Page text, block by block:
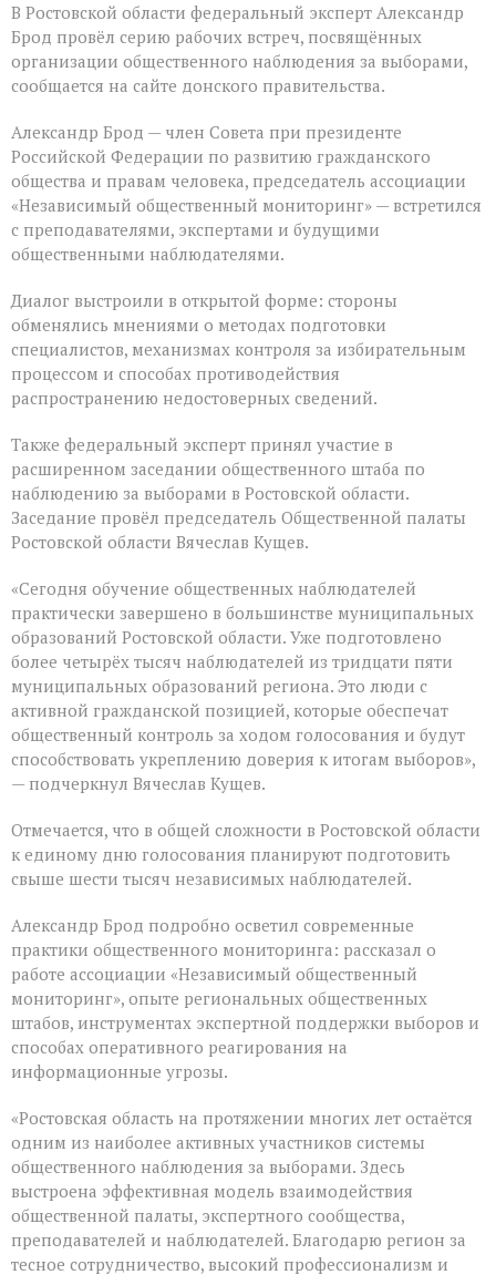
В Ростовской области федеральный эксперт Александр
Брод провёл серию рабочих встреч, посвящённых
организации общественного наблюдения за выборами,
сообщается на сайте донского правительства.
Александр Брод — член Совета при президенте
Российской Федерации по развитию гражданского
общества и правам человека, председатель ассоциации
«Независимый общественный мониторинг» — встретился
с преподавателями, экспертами и будущими
общественными наблюдателями.
Диалог выстроили в открытой форме: стороны
обменялись мнениями о методах подготовки
специалистов, механизмах контроля за избирательным
процессом и способах противодействия
распространению недостоверных сведений.
Также федеральный эксперт принял участие в
расширенном заседании общественного штаба по
наблюдению за выборами в Ростовской области.
Заседание провёл председатель Общественной палаты
Ростовской области Вячеслав Кущев.
«Сегодня обучение общественных наблюдателей
практически завершено в большинстве муниципальных
образований Ростовской области. Уже подготовлено
более четырёх тысяч наблюдателей из тридцати пяти
муниципальных образований региона. Это люди с
активной гражданской позицией, которые обеспечат
общественный контроль за ходом голосования и будут
способствовать укреплению доверия к итогам выборов»,
— подчеркнул Вячеслав Кущев.
Отмечается, что в общей сложности в Ростовской области
к единому дню голосования планируют подготовить
свыше шести тысяч независимых наблюдателей.
Александр Брод подробно осветил современные
практики общественного мониторинга: рассказал о
работе ассоциации «Независимый общественный
мониторинг», опыте региональных общественных
штабов, инструментах экспертной поддержки выборов и
способах оперативного реагирования на
информационные угрозы.
«Ростовская область на протяжении многих лет остаётся
одним из наиболее активных участников системы
общественного наблюдения за выборами. Здесь
выстроена эффективная модель взаимодействия
общественной палаты, экспертного сообщества,
преподавателей и наблюдателей. Благодарю регион за
тесное сотрудничество, высокий профессионализм и